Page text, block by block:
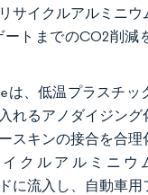
サイクルアルミニウ
トまでのCO2削減
は、低温プラスチ
れるアノダイジン
スキンの接合を合
クルアルミニウ
に流入し、自動車